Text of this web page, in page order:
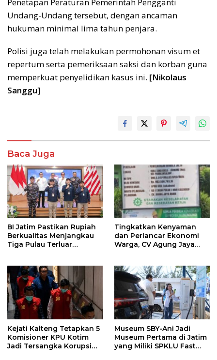
Undang-Undang tersebut, dengan ancaman
hukuman minimal lima tahun penjara.
Polisi juga telah melakukan permohonan visum et
repertum serta pemeriksaan saksi dan korban guna
memperkuat penyelidikan kasus ini. [Nikolaus
Sanggu]
Baca Juga
BI Jatim Pastikan Rupiah
Berkualitas Menjangkau
Tiga Pulau Terluar
Tingkatkan Kenyaman
dan Perlancar Ekonomi
Warga, CV Agung Jaya
Kejati Kalteng Tetapkan 5
Komisioner KPU Kotim
Jadi Tersangka Korupsi
Museum SBY-Ani Jadi
Museum Pertama di Jatim
yang Miliki SPKLU Fast